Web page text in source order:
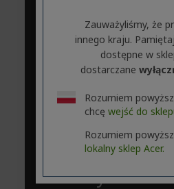
wany po
to, aby
pozwolić Ci
wszędzie
zabierać ze
sobą
wszystkie
Zauważyliśmy, że
innego kraju.
dostępne w
dostarczane
Rozumiem
chcę wejść do
Rozumiem
lokalny sklep Acer.